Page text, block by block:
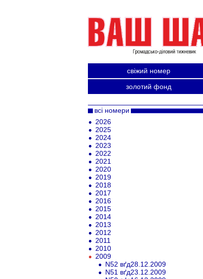
свіжий номер
золотий фонд
всі номери
2026
2025
2024
2023
2022
2021
2020
2019
2018
2017
2016
2015
2014
2013
2012
2011
2010
2009
N52 вґд28.12.2009
N51 вґд23.12.2009